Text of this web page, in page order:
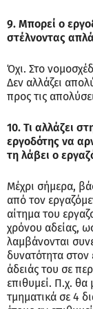
9. Μπορεί ο
στέλνοντας
Όχι. Στο
Δεν αλλάζει
προς τις
10. Τι αλλάζει
εργοδότης να
τη λάβει ο
Μέχρι σήμερα,
από τον
αίτημα του
χρόνου αδείας,
λαμβάνονται
δυνατότητα στον
άδειάς του σε
επιθυμεί. Π.χ. θα
τμηματικά σε 4